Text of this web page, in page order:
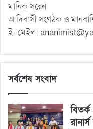
মানিক সরেন
আদিবাসী সংগঠক ও
ই-মেইল:
সর্বশেষ সংবাদ